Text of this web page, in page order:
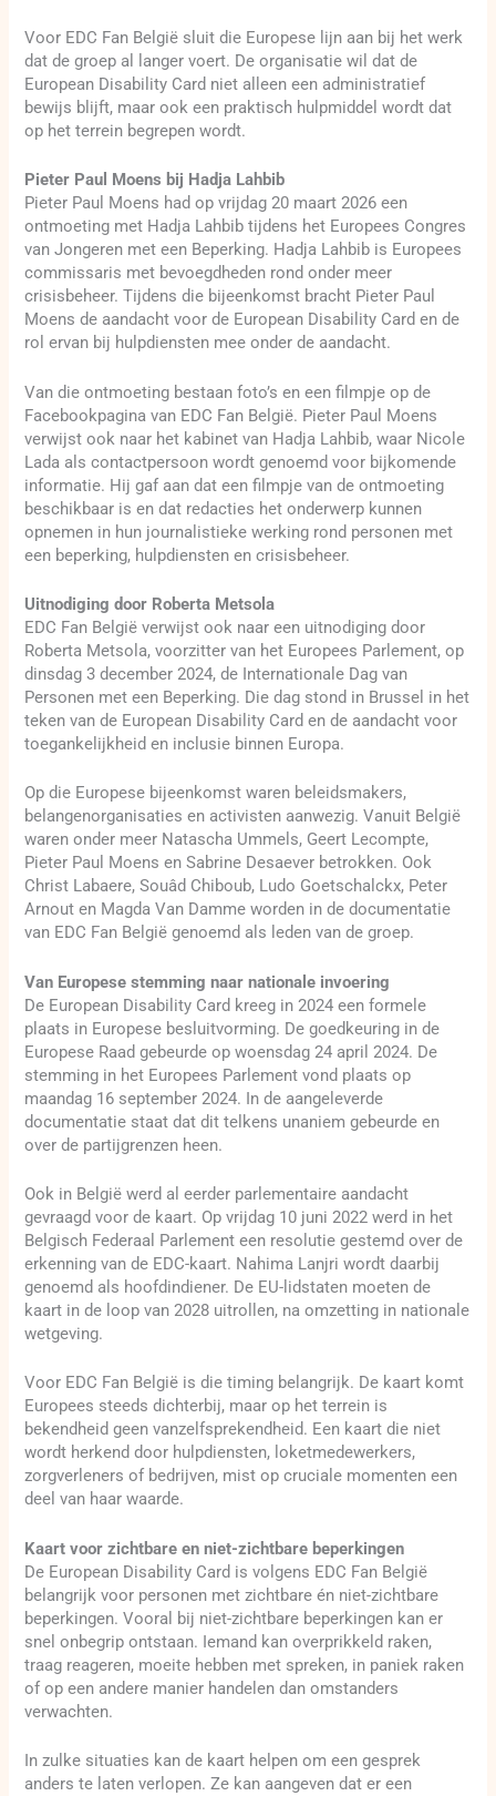
Voor EDC Fan België sluit die Europese lijn aan bij het werk
dat de groep al langer voert. De organisatie wil dat de
European Disability Card niet alleen een administratief
bewijs blijft, maar ook een praktisch hulpmiddel wordt dat
op het terrein begrepen wordt.
Pieter Paul Moens bij Hadja Lahbib
Pieter Paul Moens had op vrijdag 20 maart 2026 een
ontmoeting met Hadja Lahbib tijdens het Europees Congres
van Jongeren met een Beperking. Hadja Lahbib is Europees
commissaris met bevoegdheden rond onder meer
crisisbeheer. Tijdens die bijeenkomst bracht Pieter Paul
Moens de aandacht voor de European Disability Card en de
rol ervan bij hulpdiensten mee onder de aandacht.
Van die ontmoeting bestaan foto’s en een filmpje op de
Facebookpagina van EDC Fan België. Pieter Paul Moens
verwijst ook naar het kabinet van Hadja Lahbib, waar Nicole
Lada als contactpersoon wordt genoemd voor bijkomende
informatie. Hij gaf aan dat een filmpje van de ontmoeting
beschikbaar is en dat redacties het onderwerp kunnen
opnemen in hun journalistieke werking rond personen met
een beperking, hulpdiensten en crisisbeheer.
Uitnodiging door Roberta Metsola
EDC Fan België verwijst ook naar een uitnodiging door
Roberta Metsola, voorzitter van het Europees Parlement, op
dinsdag 3 december 2024, de Internationale Dag van
Personen met een Beperking. Die dag stond in Brussel in het
teken van de European Disability Card en de aandacht voor
toegankelijkheid en inclusie binnen Europa.
Op die Europese bijeenkomst waren beleidsmakers,
belangenorganisaties en activisten aanwezig. Vanuit België
waren onder meer Natascha Ummels, Geert Lecompte,
Pieter Paul Moens en Sabrine Desaever betrokken. Ook
Christ Labaere, Souâd Chiboub, Ludo Goetschalckx, Peter
Arnout en Magda Van Damme worden in de documentatie
van EDC Fan België genoemd als leden van de groep.
Van Europese stemming naar nationale invoering
De European Disability Card kreeg in 2024 een formele
plaats in Europese besluitvorming. De goedkeuring in de
Europese Raad gebeurde op woensdag 24 april 2024. De
stemming in het Europees Parlement vond plaats op
maandag 16 september 2024. In de aangeleverde
documentatie staat dat dit telkens unaniem gebeurde en
over de partijgrenzen heen.
Ook in België werd al eerder parlementaire aandacht
gevraagd voor de kaart. Op vrijdag 10 juni 2022 werd in het
Belgisch Federaal Parlement een resolutie gestemd over de
erkenning van de EDC-kaart. Nahima Lanjri wordt daarbij
genoemd als hoofdindiener. De EU-lidstaten moeten de
kaart in de loop van 2028 uitrollen, na omzetting in nationale
wetgeving.
Voor EDC Fan België is die timing belangrijk. De kaart komt
Europees steeds dichterbij, maar op het terrein is
bekendheid geen vanzelfsprekendheid. Een kaart die niet
wordt herkend door hulpdiensten, loketmedewerkers,
zorgverleners of bedrijven, mist op cruciale momenten een
deel van haar waarde.
Kaart voor zichtbare en niet-zichtbare beperkingen
De European Disability Card is volgens EDC Fan België
belangrijk voor personen met zichtbare én niet-zichtbare
beperkingen. Vooral bij niet-zichtbare beperkingen kan er
snel onbegrip ontstaan. Iemand kan overprikkeld raken,
traag reageren, moeite hebben met spreken, in paniek raken
of op een andere manier handelen dan omstanders
verwachten.
In zulke situaties kan de kaart helpen om een gesprek
anders te laten verlopen. Ze kan aangeven dat er een